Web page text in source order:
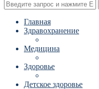
Главная
Здравохранение
Медицина
Здоровье
Детское здоровье